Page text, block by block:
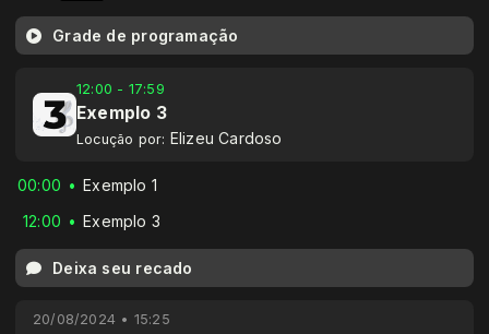
Grade de programação
12:00 - 17:59
Exemplo 3
Locução por: Elizeu Cardoso
00:00
Exemplo 1
12:00
Exemplo 3
Deixa seu recado
20/08/2024 • 15:25